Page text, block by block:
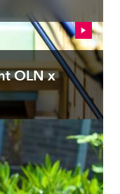
OLN x